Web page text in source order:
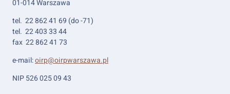
01-014 Warszawa
tel. 22 862 41 69 (do -71)
tel. 22 403 33 44
fax 22 862 41 73
e-mail:oirp@oirpwarszawa.pl
NIP 526 025 09 43